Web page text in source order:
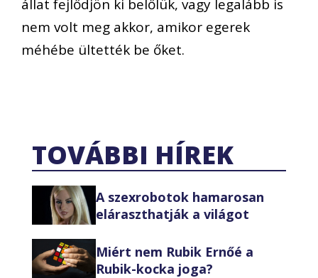
állat fejlődjön ki belőlük, vagy legalább is
nem volt meg akkor, amikor egerek
méhébe ültették be őket.
TOVÁBBI HÍREK
A szexrobotok hamarosan
eláraszthatják a világot
Miért nem Rubik Ernőé a
Rubik-kocka joga?